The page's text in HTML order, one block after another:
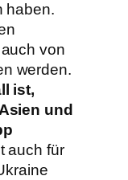
haben.
von
werden.
ist,
und
auch für